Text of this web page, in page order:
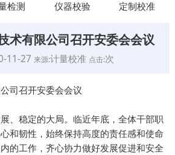
检测 仪器校验 定制校准
术有限公司召开安委会会议
11-27 来源:计量校准 点击:次
司召开安委会会议
、稳定的大局。临近年底，全体干部职
和韧性，始终保持高度的责任感和使命
的工作，齐心协力做好发展促进和安全